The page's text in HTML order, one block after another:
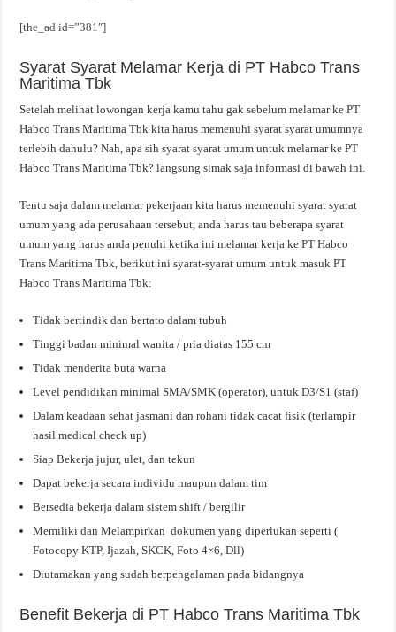
[the_ad id=”381″]
Syarat Syarat Melamar Kerja di PT Habco Trans
Maritima Tbk
Setelah melihat lowongan kerja kamu tahu gak sebelum melamar ke PT
Habco Trans Maritima Tbk kita harus memenuhi syarat syarat umumnya
terlebih dahulu? Nah, apa sih syarat syarat umum untuk melamar ke PT
Habco Trans Maritima Tbk? langsung simak saja informasi di bawah ini.
Tentu saja dalam melamar pekerjaan kita harus memenuhi syarat syarat
umum yang ada perusahaan tersebut, anda harus tau beberapa syarat
umum yang harus anda penuhi ketika ini melamar kerja ke PT Habco
Trans Maritima Tbk, berikut ini syarat-syarat umum untuk masuk PT
Habco Trans Maritima Tbk:
Tidak bertindik dan bertato dalam tubuh
Tinggi badan minimal wanita / pria diatas 155 cm
Tidak menderita buta warna
Level pendidikan minimal SMA/SMK (operator), untuk D3/S1 (staf)
Dalam keadaan sehat jasmani dan rohani tidak cacat fisik (terlampir
hasil medical check up)
Siap Bekerja jujur, ulet, dan tekun
Dapat bekerja secara individu maupun dalam tim
Bersedia bekerja dalam sistem shift / bergilir
Memiliki dan Melampirkan dokumen yang diperlukan seperti (
Fotocopy KTP, Ijazah, SKCK, Foto 4×6, Dll)
Diutamakan yang sudah berpengalaman pada bidangnya
Benefit Bekerja di PT Habco Trans Maritima Tbk